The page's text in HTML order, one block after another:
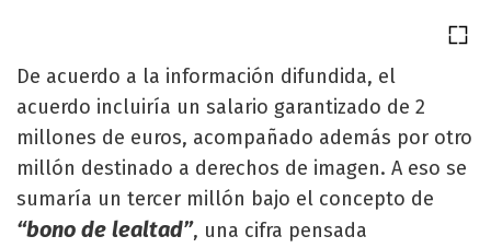
De acuerdo a la información difundida, el
acuerdo incluiría un salario garantizado de 2
millones de euros, acompañado además por otro
millón destinado a derechos de imagen. A eso se
sumaría un tercer millón bajo el concepto de
“bono de lealtad”, una cifra pensada